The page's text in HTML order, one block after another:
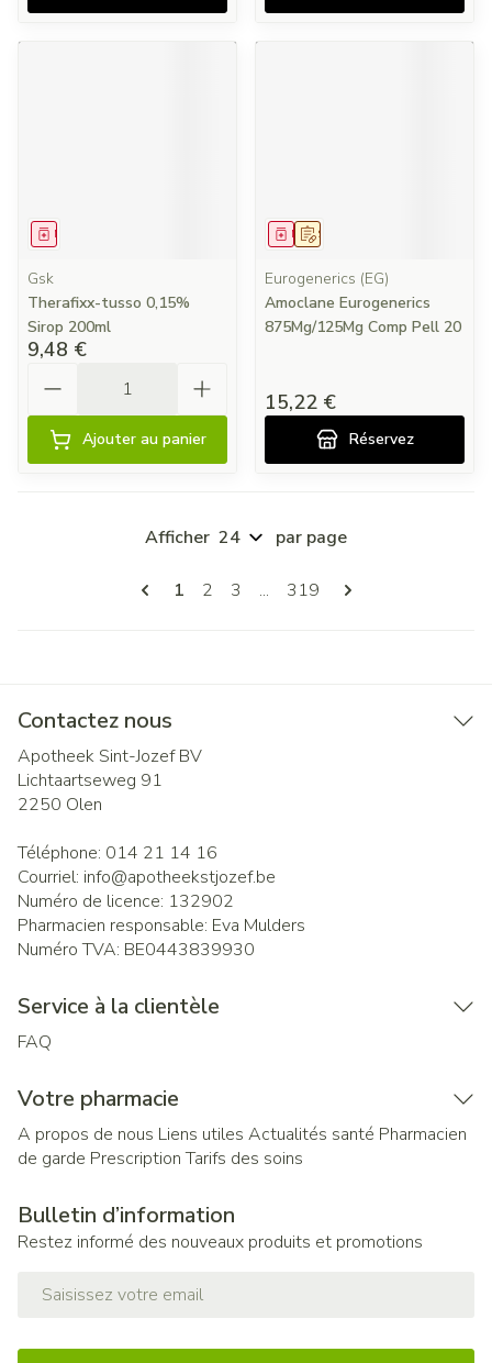
Médicament
Gsk
Therafixx-tusso 0,15%
Sirop 200ml
9,48 €
Ajouter au panier
Sur prescription
Médicament
Eurogenerics (EG)
Amoclane Eurogenerics
875Mg/125Mg Comp Pell 20
15,22 €
Réservez
Pages
Vous lisez actuellement la page
1 Page
2 Page
3 ... Page
319
Afficher par page
Contactez nous
Apotheek Sint-Jozef BV
Lichtaartseweg 91
2250 Olen
Téléphone: 014 21 14 16
Courriel: info@apotheekstjozef.be
Numéro de licence: 132902
Pharmacien responsable: Eva Mulders
Numéro TVA: BE0443839930
Service à la clientèle
FAQ
Votre pharmacie
A propos de nous Liens utiles Actualités santé Pharmacien
de garde Prescription Tarifs des soins
Bulletin d’information
Restez informé des nouveaux produits et promotions